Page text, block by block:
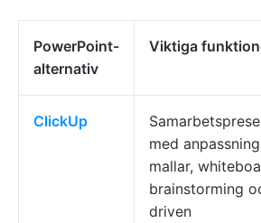
PowerPoint-
alternativ
Viktiga
ClickUp
med
mallar,
brainstorming
driven